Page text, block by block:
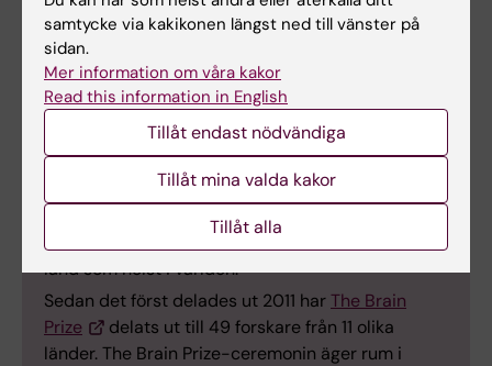
Kung Fredrik av Danmark.
Foto: Thomas Tolstrup för The
Priset erkänner
mycket originella
och inflytelserika
framsteg inom alla
hjärnforskning, från grundläggande
neurovetenskap till tillämpad klinisk forskning.
Mottagare av The Brain Prize kan vara av vilken
nationalitet som helst och vara verksam i vilket
land som helst i världen.
Sedan det först delades ut 2011 harThe Brain
Prize
delats ut till 49 forskare från 11 olika
länder. The Brain Prize-ceremonin äger rum i
samtycke via kakikonen längst ned till vänster på
sidan.
Mer information om våra kakor
Read this information in English
Tillåt endast nödvändiga
Tillåt mina valda kakor
Tillåt alla